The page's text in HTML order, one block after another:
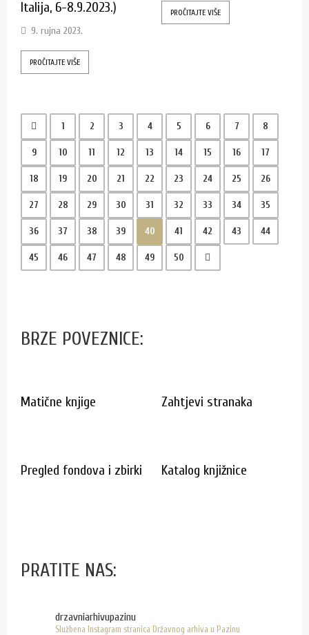
Italija, 6-8.9.2023.)
9. rujna 2023.
PROČITAJTE VIŠE
PROČITAJTE VIŠE
1 2 3 4 5 6 7 8
9 10 11 12 13 14 15 16 17
18 19 20 21 22 23 24 25 26
27 28 29 30 31 32 33 34 35
36 37 38 39 40 41 42 43 44
45 46 47 48 49 50
BRZE POVEZNICE:
Matične knjige Zahtjevi stranaka
Pregled fondova i zbirki Katalog knjižnice
PRATITE NAS:
drzavniarhivupazinu
Službena Instagram stranica Državnog arhiva u Pazinu